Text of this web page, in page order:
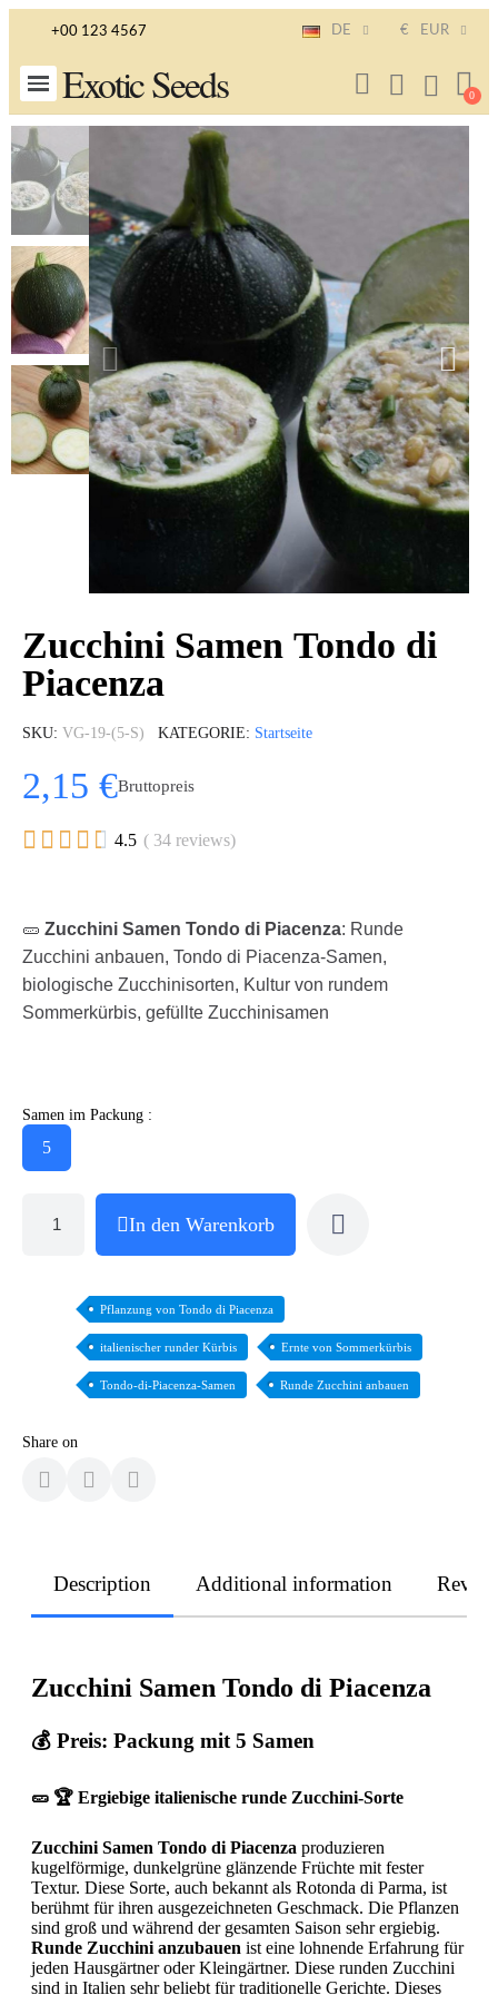
+00 123 4567 DE € EUR
Exotic Seeds
Zucchini Samen Tondo di
Piacenza
SKU VG-19-(5-S) KATEGORIE Startseite
2,15 €Bruttopreis
     4.5 ( 34 reviews)
🥒 Zucchini Samen Tondo di Piacenza: Runde
Zucchini anbauen, Tondo di Piacenza-Samen,
biologische Zucchinisorten, Kultur von rundem
Sommerkürbis, gefüllte Zucchinisamen
Samen im Packung :
5
In den Warenkorb
Pflanzung von Tondo di Piacenza
italienischer runder Kürbis Ernte von Sommerkürbis
Tondo-di-Piacenza-Samen Runde Zucchini anbauen
Share on
Description Additional information
Zucchini Samen Tondo di Piacenza
💰 Preis: Packung mit 5 Samen
🥒 🏆 Ergiebige italienische runde Zucchini-Sorte
Zucchini Samen Tondo di Piacenza produzieren
kugelförmige, dunkelgrüne glänzende Früchte mit fester
Textur. Diese Sorte, auch bekannt als Rotonda di Parma, ist
berühmt für ihren ausgezeichneten Geschmack. Die Pflanzen
sind groß und während der gesamten Saison sehr ergiebig.
Runde Zucchini anzubauen ist eine lohnende Erfahrung für
jeden Hausgärtner oder Kleingärtner. Diese runden Zucchini
sind in Italien sehr beliebt für traditionelle Gerichte. Dieses